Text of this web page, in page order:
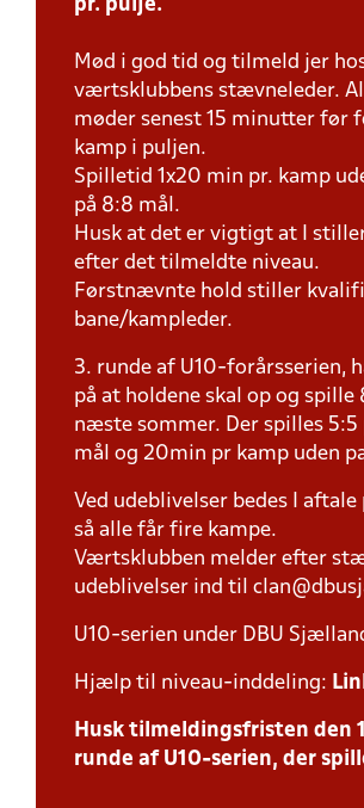
pr. pulje.
Mød i god tid og tilmeld jer
værtsklubbens stævneleder.
møder senest 15 minutter før
kamp i puljen.
Spilletid 1x20 min pr. kamp
på 8:8 mål.
Husk at det er vigtigt at I
efter det tilmeldte niveau.
Førstnævnte hold stiller
bane/kampleder.
3. runde af U10-forårsserien,
på at holdene skal op og spille
næste sommer. Der spilles 5:5
mål og 20min pr kamp uden
Ved udeblivelser bedes I aftale
så alle får fire kampe.
Værtsklubben melder efter
udeblivelser ind til
U10-serien under DBU
Hjælp til niveau-inddeling:
Husk tilmeldingsfristen den
runde af U10-serien, der